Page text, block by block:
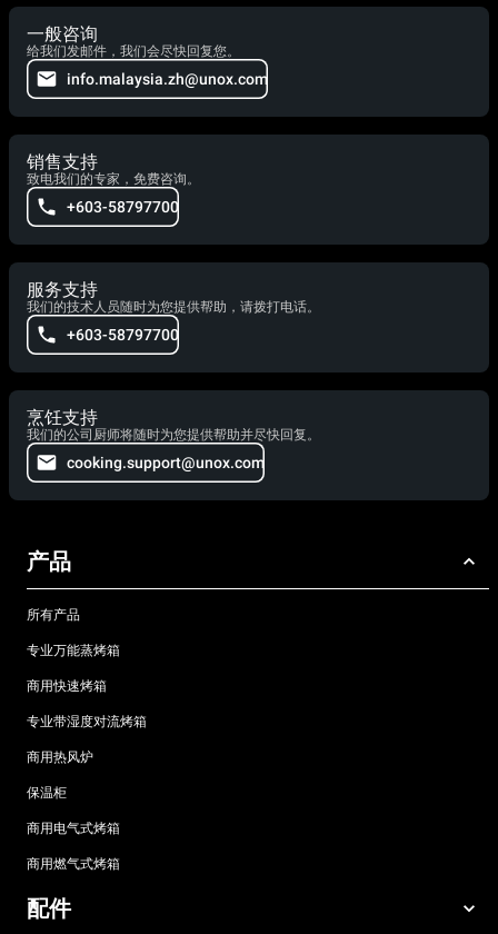
一般咨询
给我们发邮件，我们会尽快回复您。
info.malaysia.zh@unox.com
销售支持
致电我们的专家，免费咨询。
+603-58797700
服务支持
我们的技术人员随时为您提供帮助，请拨打电话。
+603-58797700
烹饪支持
我们的公司厨师将随时为您提供帮助并尽快回复。
cooking.support@unox.com
产品
所有产品
专业万能蒸烤箱
商用快速烤箱
专业带湿度对流烤箱
商用热风炉
保温柜
商用电气式烤箱
商用燃气式烤箱
配件